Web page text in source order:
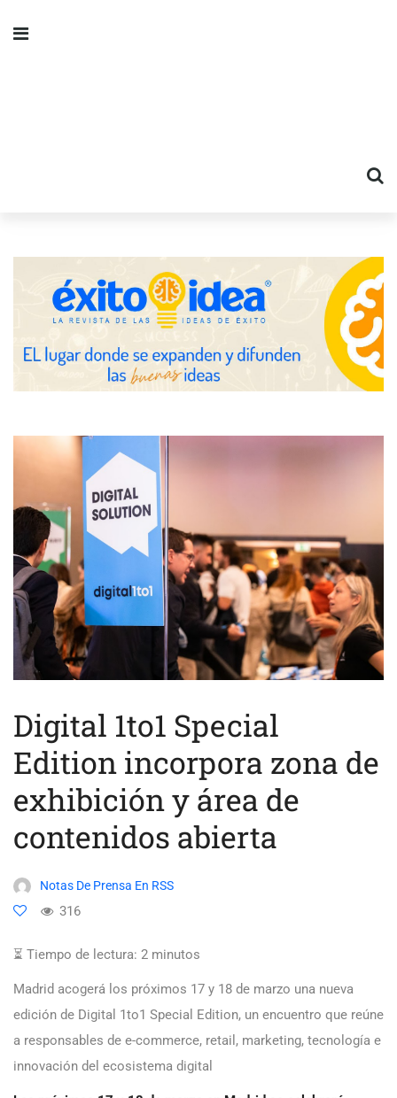
Digital 1to1 Special
Edition incorpora zona de
exhibición y área de
contenidos abierta
Notas De Prensa En RSS
316
⏳ Tiempo de lectura: 2 minutos
Madrid acogerá los próximos 17 y 18 de marzo una nueva
edición de Digital 1to1 Special Edition, un encuentro que reúne
a responsables de e-commerce, retail, marketing, tecnología e
innovación del ecosistema digital